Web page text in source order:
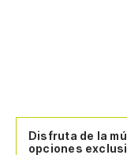
Disfruta de la
opciones